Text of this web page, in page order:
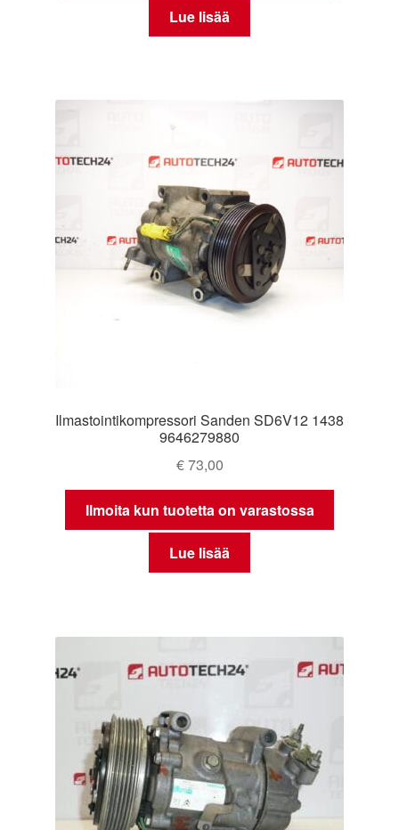
Lue lisää
Ilmastointikompressori Sanden SD6V12 1438
9646279880
€73,00
Ilmoita kun tuotetta on varastossa
Lue lisää